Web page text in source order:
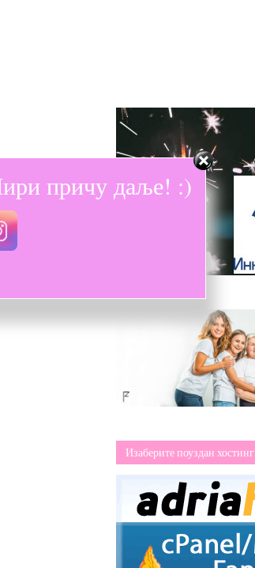
Изаберите поуздан хостинг
причу даље! :)